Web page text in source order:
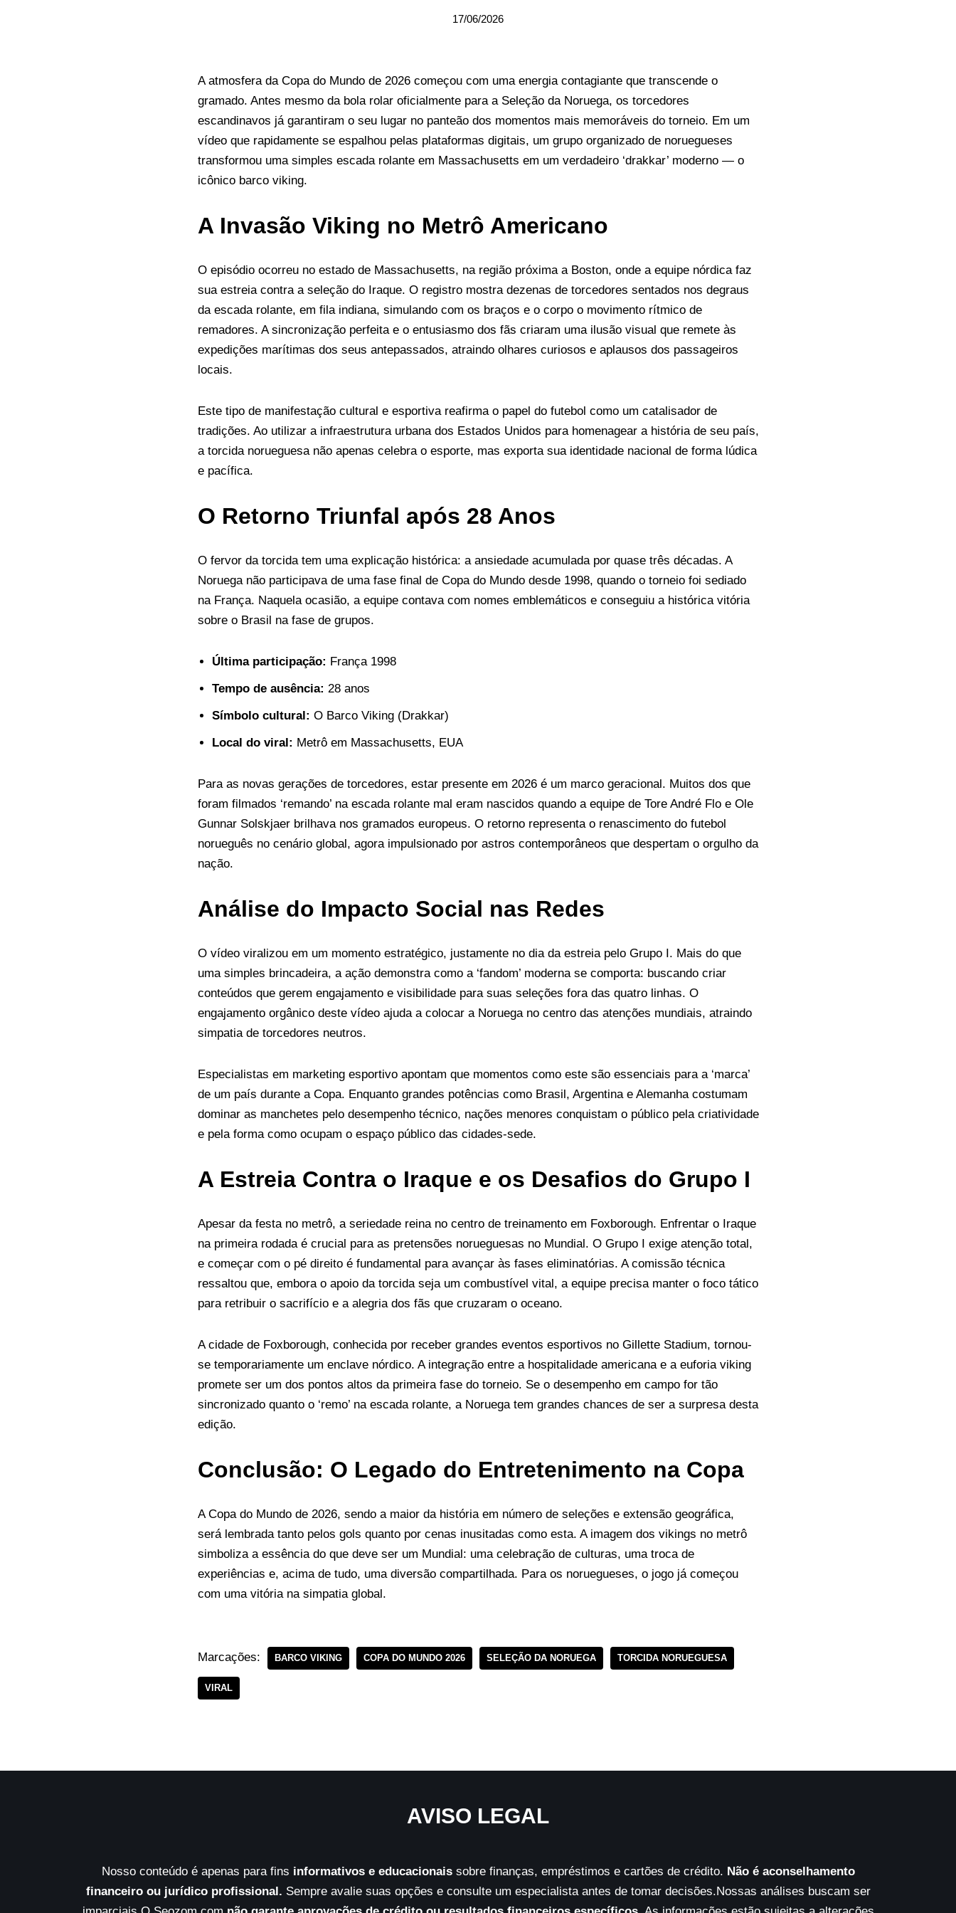
17/06/2026
A atmosfera da Copa do Mundo de 2026 começou com uma energia contagiante que transcende o
gramado. Antes mesmo da bola rolar oficialmente para a Seleção da Noruega, os torcedores
escandinavos já garantiram o seu lugar no panteão dos momentos mais memoráveis do torneio. Em um
vídeo que rapidamente se espalhou pelas plataformas digitais, um grupo organizado de noruegueses
transformou uma simples escada rolante em Massachusetts em um verdadeiro ‘drakkar’ moderno — o
icônico barco viking.
A Invasão Viking no Metrô Americano
O episódio ocorreu no estado de Massachusetts, na região próxima a Boston, onde a equipe nórdica faz
sua estreia contra a seleção do Iraque. O registro mostra dezenas de torcedores sentados nos degraus
da escada rolante, em fila indiana, simulando com os braços e o corpo o movimento rítmico de
remadores. A sincronização perfeita e o entusiasmo dos fãs criaram uma ilusão visual que remete às
expedições marítimas dos seus antepassados, atraindo olhares curiosos e aplausos dos passageiros
locais.
Este tipo de manifestação cultural e esportiva reafirma o papel do futebol como um catalisador de
tradições. Ao utilizar a infraestrutura urbana dos Estados Unidos para homenagear a história de seu país,
a torcida norueguesa não apenas celebra o esporte, mas exporta sua identidade nacional de forma lúdica
e pacífica.
O Retorno Triunfal após 28 Anos
O fervor da torcida tem uma explicação histórica: a ansiedade acumulada por quase três décadas. A
Noruega não participava de uma fase final de Copa do Mundo desde 1998, quando o torneio foi sediado
na França. Naquela ocasião, a equipe contava com nomes emblemáticos e conseguiu a histórica vitória
sobre o Brasil na fase de grupos.
Última participação: França 1998
Tempo de ausência: 28 anos
Símbolo cultural: O Barco Viking (Drakkar)
Local do viral: Metrô em Massachusetts, EUA
Para as novas gerações de torcedores, estar presente em 2026 é um marco geracional. Muitos dos que
foram filmados ‘remando’ na escada rolante mal eram nascidos quando a equipe de Tore André Flo e Ole
Gunnar Solskjaer brilhava nos gramados europeus. O retorno representa o renascimento do futebol
norueguês no cenário global, agora impulsionado por astros contemporâneos que despertam o orgulho da
nação.
Análise do Impacto Social nas Redes
O vídeo viralizou em um momento estratégico, justamente no dia da estreia pelo Grupo I. Mais do que
uma simples brincadeira, a ação demonstra como a ‘fandom’ moderna se comporta: buscando criar
conteúdos que gerem engajamento e visibilidade para suas seleções fora das quatro linhas. O
engajamento orgânico deste vídeo ajuda a colocar a Noruega no centro das atenções mundiais, atraindo
simpatia de torcedores neutros.
Especialistas em marketing esportivo apontam que momentos como este são essenciais para a ‘marca’
de um país durante a Copa. Enquanto grandes potências como Brasil, Argentina e Alemanha costumam
dominar as manchetes pelo desempenho técnico, nações menores conquistam o público pela criatividade
e pela forma como ocupam o espaço público das cidades-sede.
A Estreia Contra o Iraque e os Desafios do Grupo I
Apesar da festa no metrô, a seriedade reina no centro de treinamento em Foxborough. Enfrentar o Iraque
na primeira rodada é crucial para as pretensões norueguesas no Mundial. O Grupo I exige atenção total,
e começar com o pé direito é fundamental para avançar às fases eliminatórias. A comissão técnica
ressaltou que, embora o apoio da torcida seja um combustível vital, a equipe precisa manter o foco tático
para retribuir o sacrifício e a alegria dos fãs que cruzaram o oceano.
A cidade de Foxborough, conhecida por receber grandes eventos esportivos no Gillette Stadium, tornou-
se temporariamente um enclave nórdico. A integração entre a hospitalidade americana e a euforia viking
promete ser um dos pontos altos da primeira fase do torneio. Se o desempenho em campo for tão
sincronizado quanto o ‘remo’ na escada rolante, a Noruega tem grandes chances de ser a surpresa desta
edição.
Conclusão: O Legado do Entretenimento na Copa
A Copa do Mundo de 2026, sendo a maior da história em número de seleções e extensão geográfica,
será lembrada tanto pelos gols quanto por cenas inusitadas como esta. A imagem dos vikings no metrô
simboliza a essência do que deve ser um Mundial: uma celebração de culturas, uma troca de
experiências e, acima de tudo, uma diversão compartilhada. Para os noruegueses, o jogo já começou
com uma vitória na simpatia global.
Marcações: BARCO VIKING COPA DO MUNDO 2026 SELEÇÃO DA NORUEGA TORCIDA NORUEGUESA
VIRAL
AVISO LEGAL
Nosso conteúdo é apenas para fins informativos e educacionaissobre finanças, empréstimos e cartões de crédito. Não é aconselhamento
financeiro ou jurídico profissional. Sempre avalie suas opções e consulte um especialista antes de tomar decisões.Nossas análises buscam ser